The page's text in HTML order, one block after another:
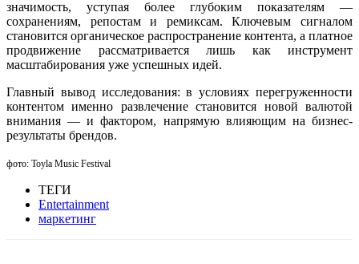
значимость, уступая более глубоким показателям —
сохранениям, репостам и ремиксам. Ключевым сигналом
становится органическое распространение контента, а платное
продвижение рассматривается лишь как инструмент
масштабирования уже успешных идей.
Главный вывод исследования: в условиях перегруженности
контентом именно развлечение становится новой валютой
внимания — и фактором, напрямую влияющим на бизнес-
результаты брендов.
фото: Toyla Music Festival
ТЕГИ
Entertainment
маркетинг